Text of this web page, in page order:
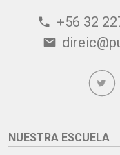
phone +56 32
email
NUESTRA ESCUELA